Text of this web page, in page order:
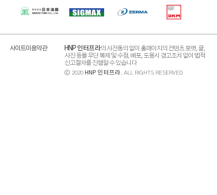
사이트이용약관 HNP 인터프라의 사전동의 없이 홈페이지의 컨텐츠 포맷, 글,
사진 등을 무단 복제 및 수정, 배포, 도용시 경고조치 없이 법적
신고절차를 진행할 수 있습니다
ⓒ 2020 HNP 인터프라. ALL RIGHTS RESERVED